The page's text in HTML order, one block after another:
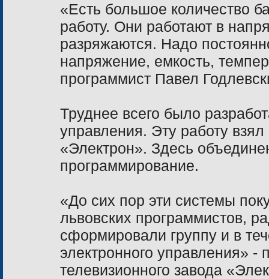
«Есть большое количество
работу. Они работают в
разряжаются. Надо
напряжение, емкость,
программист Павел
Труднее всего было
управления. Эту работу
«Электрон». Здесь
программирование.
«До сих пор эти системы
львовских программистов, р
сформировали группу и в
электронного управления» -
телевизионного завода